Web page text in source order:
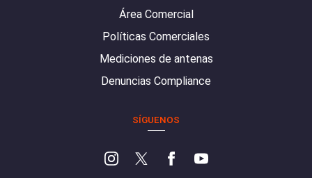
Área Comercial
Políticas Comerciales
Mediciones de antenas
Denuncias Compliance
SÍGUENOS